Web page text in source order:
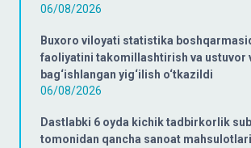
06/08/2026
Buxoro viloyati statistika
faoliyatini takomillashtirish va ustuvor
bag‘ishlangan yig‘ilish o‘tkazildi
06/08/2026
Dastlabki 6 oyda kichik tadbirkorlik
tomonidan qancha sanoat